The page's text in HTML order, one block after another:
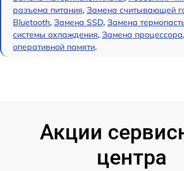
разъема питания, Замена считывающей
Bluetooth, Замена SSD, Замена
системы охлаждения, Замена процессора,
оперативной памяти.
Акции
центра